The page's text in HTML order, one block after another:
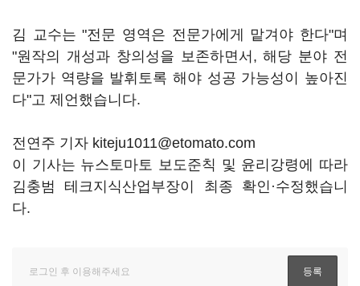
김 교수는 "전문 영역은 전문가에게 맡겨야 한다"며
"원작의 개성과 창의성을 보존하면서, 해당 분야 전
문가가 역량을 발휘토록 해야 성공 가능성이 높아진
다"고 제언했습니다.
전연주 기자 kiteju1011@etomato.com
이 기사는 뉴스토마토 보도준칙 및 윤리강령에 따라
김충범 테크지식산업부장이 최종 확인·수정했습니
다.